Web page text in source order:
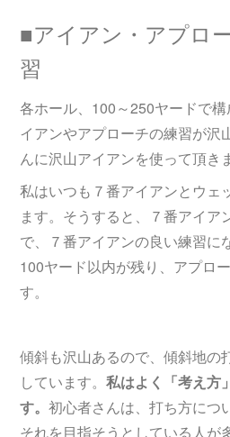
■アイアン・アプロ
習
各ホール、100～250ヤードで
イアンやアプローチの練習が沢
んに沢山アイアンを使って頂き
私はいつも７番アイアンとウェ
ます。そうすると、７番アイア
で、７番アイアンの良い練習に
100ヤード以内が残り、アプロ
す。
傾斜も沢山あるので、傾斜地の
しています。私はよく「考え方
す。初心者さんは、打ち方につ
それを目指そうとしている人が